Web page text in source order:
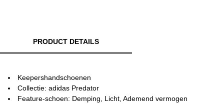
PRODUCT DETAILS
Keepershandschoenen
Collectie: adidas Predator
Feature-schoen: Demping, Licht, Ademend vermogen